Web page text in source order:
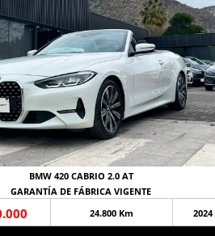
BMW 420 CABRIO 2.0 AT
GARANTÍA DE FÁBRICA VIGENTE
24.800 Km 2024